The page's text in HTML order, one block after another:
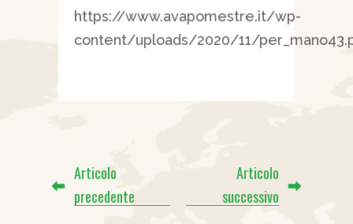
https://www.avapomestre.it/wp-
content/uploads/2020/11/
Articolo
precedente
Articolo
successivo